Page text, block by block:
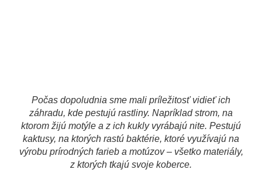
Počas dopoludnia sme mali príležitosť vidieť ich
záhradu, kde pestujú rastliny. Napríklad strom, na
ktorom žijú motýle a z ich kukly vyrábajú nite. Pestujú
kaktusy, na ktorých rastú baktérie, ktoré využívajú na
výrobu prírodných farieb a motúzov – všetko materiály,
z ktorých tkajú svoje koberce.